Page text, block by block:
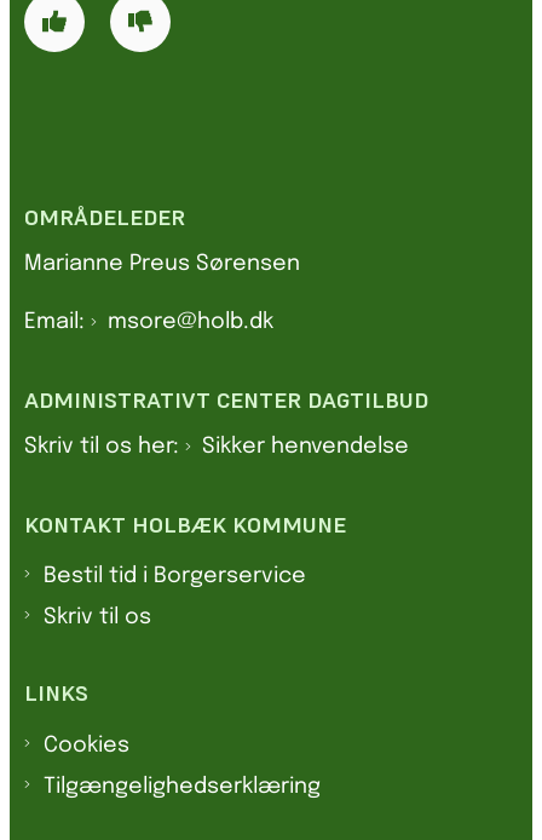
OMRÅDELEDER
Marianne Preus Sørensen
Email: msore@holb.dk
ADMINISTRATIVT CENTER DAGTILBUD
Skriv til os her: Sikker henvendelse
KONTAKT HOLBÆK KOMMUNE
Bestil tid i Borgerservice
Skriv til os
LINKS
Cookies
Tilgængelighedserklæring